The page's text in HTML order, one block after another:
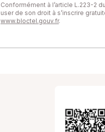
Conformément à l’article L.223-2
user de son droit à s’inscrire
www.bloctel.gouv.fr.